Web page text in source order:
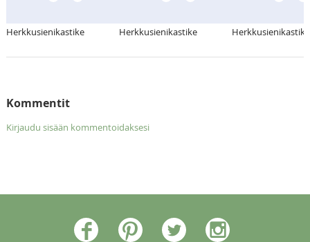
Herkkusienikastike Herkkusienikastike Herkkusienikastike
Kommentit
Kirjaudu sisään kommentoidaksesi